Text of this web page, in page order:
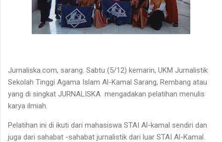
Jurnaliska.com, sarang. Sabtu (5/12) kemarin, UKM Jurnalistik
Sekolah Tinggi Agama Islam Al-Kamal Sarang, Rembang atau
yang di singkat JURNALISKA mengadakan pelatihan menulis
karya ilmiah.
Pelatihan ini di ikuti dari mahasiswa STAI Al-kamal sendiri dan
juga dari sahabat -sahabat jurnalistik dari luar STAI Al-Kamal.